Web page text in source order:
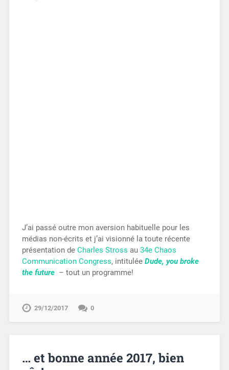
J’ai passé outre mon aversion habituelle pour les
médias non-écrits et j’ai visionné la toute récente
présentation de Charles Stross au 34e Chaos
Communication Congress, intitulée Dude, you broke
the future– tout un programme!
29/12/2017 0
… et bonne année 2017, bien